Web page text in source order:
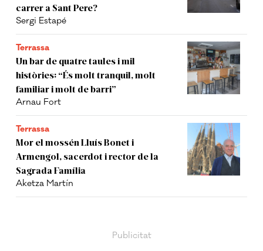
carrer a Sant Pere?
Sergi Estapé
Terrassa
Un bar de quatre taules i mil
històries: “És molt tranquil, molt
familiar i molt de barri”
Arnau Fort
Terrassa
Mor el mossén Lluís Bonet i
Armengol, sacerdot i rector de la
Sagrada Família
Aketza Martín